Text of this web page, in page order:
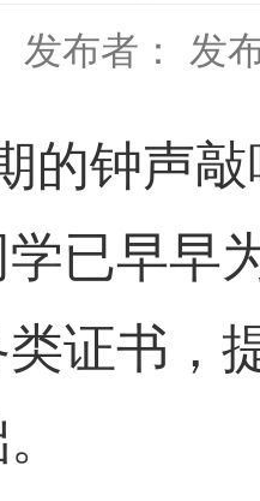
发布者： 发
的钟声
已早早
证书，